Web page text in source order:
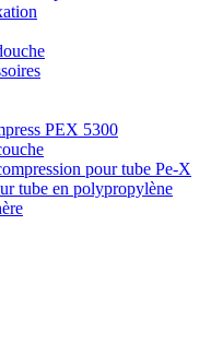
PEX 5300
pour tube Pe-X
tube en polypropylène